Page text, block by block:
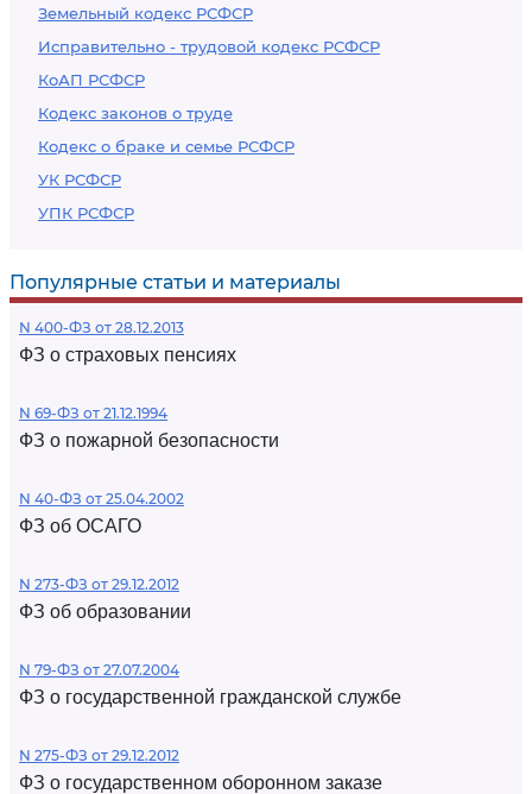
Земельный кодекс РСФСР
Исправительно - трудовой кодекс РСФСР
КоАП РСФСР
Кодекс законов о труде
Кодекс о браке и семье РСФСР
УК РСФСР
УПК РСФСР
Популярные статьи и материалы
N 400-ФЗ от 28.12.2013
ФЗ о страховых пенсиях
N 69-ФЗ от 21.12.1994
ФЗ о пожарной безопасности
N 40-ФЗ от 25.04.2002
ФЗ об ОСАГО
N 273-ФЗ от 29.12.2012
ФЗ об образовании
N 79-ФЗ от 27.07.2004
ФЗ о государственной гражданской службе
N 275-ФЗ от 29.12.2012
ФЗ о государственном оборонном заказе